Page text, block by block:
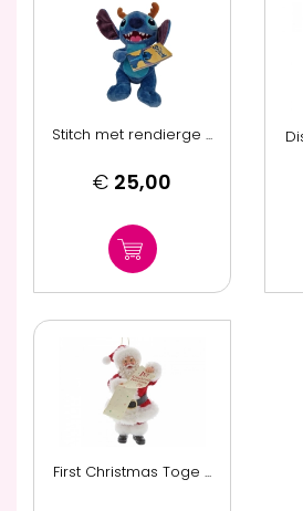
Stitch met rendierge ...
€ 25,00
First Christmas Toge ...